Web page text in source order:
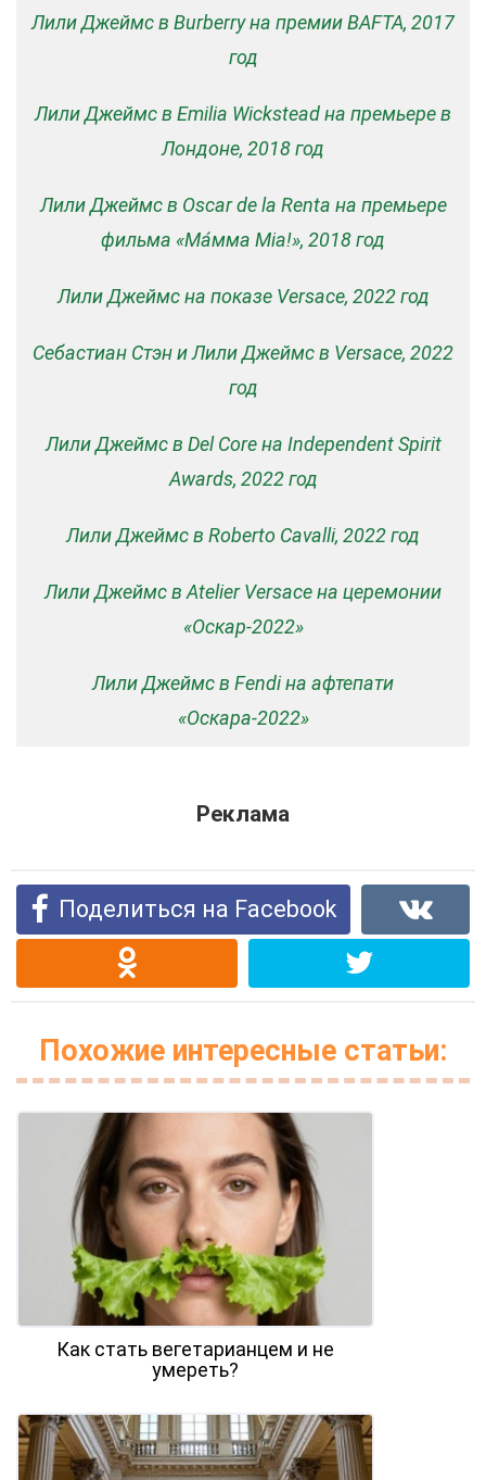
Лили Джеймс в Burberry на премии BAFTA, 2017
год
Лили Джеймс в Emilia Wickstead на премьере в
Лондоне, 2018 год
Лили Джеймс в Oscar de la Renta на премьере
фильма «Ма́мма Mia!», 2018 год
Лили Джеймс на показе Versace, 2022 год
Себастиан Стэн и Лили Джеймс в Versace, 2022
год
Лили Джеймс в Del Core на Independent Spirit
Awards, 2022 год
Лили Джеймс в Roberto Cavalli, 2022 год
Лили Джеймс в Atelier Versace на церемонии
«Оскар-2022»
Лили Джеймс в Fendi на афтепати
«Оскара-2022»
Реклама
Поделиться на Facebook
Похожие интересные статьи:
Как стать вегетарианцем и не
умереть?